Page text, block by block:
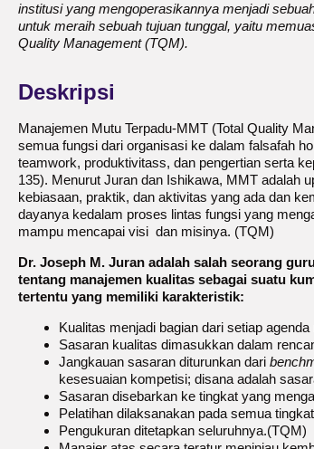
institusi yang mengoperasikannya menjadi
untuk meraih sebuah tujuan tunggal, yaitu
Quality Management (TQM).
DEskripsi
Manajemen Mutu Terpadu-MMT (Total Quality
semua fungsi dari organisasi ke dalam falsafah
teamwork, produktivitass, dan pengertian serta
135). Menurut Juran dan Ishikawa, MMT adalah
kebiasaan, praktik, dan aktivitas yang ada dan
dayanya kedalam proses lintas fungsi yang
mampu mencapai visi dan misinya. (TQM)
Dr. Joseph M. Juran adalah salah seorang
tentang manajemen kualitas sebagai suatu
tertentu yang memiliki karakteristik:
Kualitas menjadi bagian dari setiap
Sasaran kualitas dimasukkan dalam
Jangkauan sasaran diturunkan dari
kesesuaian kompetisi; disana adalah
Sasaran disebarkan ke tingkat yang
Pelatihan dilaksanakan pada semua
Pengukuran ditetapkan seluruhnya.(TQM)